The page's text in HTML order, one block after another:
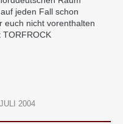
jeden Fall schon
euch nicht vorenthalten
TORFROCK
2004